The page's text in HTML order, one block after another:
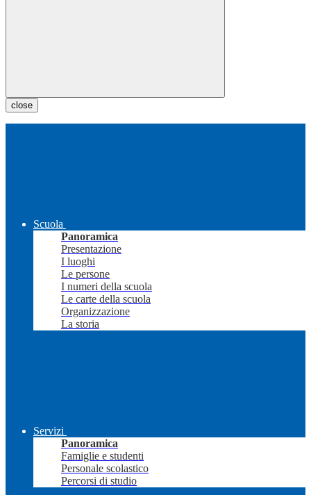
close
Scuola
Panoramica
Presentazione
I luoghi
Le persone
I numeri della scuola
Le carte della scuola
Organizzazione
La storia
Servizi
Panoramica
Famiglie e studenti
Personale scolastico
Percorsi di studio